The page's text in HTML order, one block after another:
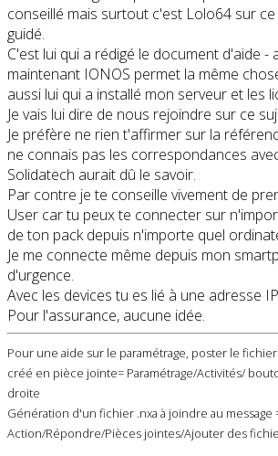
conseillé mais surtout c'est Lolo64 sur
guidé.
C'est lui qui a rédigé le document d'aide -
maintenant IONOS permet la même
aussi lui qui a installé mon serveur et les
Je vais lui dire de nous rejoindre sur ce
Je préfère ne rien t'affirmer sur la
ne connais pas les correspondances
Solidatech aurait dû le savoir.
Par contre je te conseille vivement de
User car tu peux te connecter sur
de ton pack depuis n'importe quel
Je me connecte même depuis mon
d'urgence.
Avec les devices tu es lié à une adresse
Pour l'assurance, aucune idée.
Pour une aide sur le paramétrage, poster le
créé en pièce jointe= Paramétrage/Activités/
droite
Génération d'un fichier .nxa à joindre au message
Action/Répondre/Pièces jointes/Ajouter des